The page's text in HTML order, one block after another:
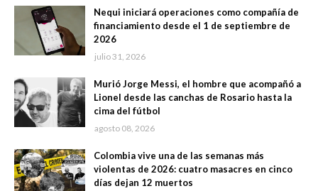
Nequi iniciará operaciones como compañía de
financiamiento desde el 1 de septiembre de
2026
julio 31, 2026
Murió Jorge Messi, el hombre que acompañó a
Lionel desde las canchas de Rosario hasta la
cima del fútbol
agosto 08, 2026
Colombia vive una de las semanas más
violentas de 2026: cuatro masacres en cinco
días dejan 12 muertos